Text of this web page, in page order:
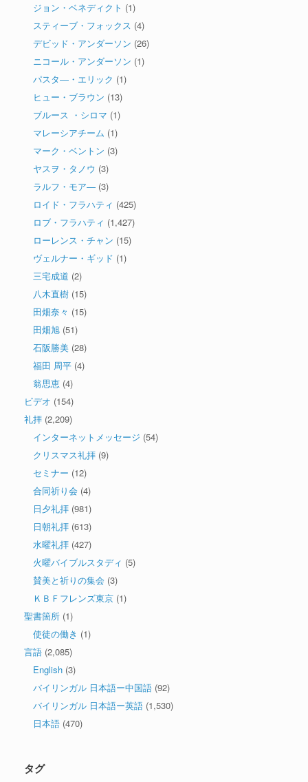
ジョン・ベネディクト (1)
スティーブ・フォックス (4)
デビッド・アンダーソン (26)
ニコール・アンダーソン (1)
パスタ―・エリック (1)
ヒュー・ブラウン (13)
ブルース ・シロマ (1)
マレーシアチーム (1)
マーク・ベントン (3)
ヤスヲ・タノウ (3)
ラルフ・モア― (3)
ロイド・フラハティ (425)
ロブ・フラハティ (1,427)
ローレンス・チャン (15)
ヴェルナー・ギッド (1)
三宅成道 (2)
八木直樹 (15)
田畑奈々 (15)
田畑旭 (51)
石阪勝美 (28)
福田 周平 (4)
翁思恵 (4)
ビデオ (154)
礼拝 (2,209)
インターネットメッセージ (54)
クリスマス礼拝 (9)
セミナー (12)
合同祈り会 (4)
日夕礼拝 (981)
日朝礼拝 (613)
水曜礼拝 (427)
火曜バイブルスタディ (5)
賛美と祈りの集会 (3)
ＫＢＦフレンズ東京 (1)
聖書箇所 (1)
使徒の働き (1)
言語 (2,085)
English (3)
バイリンガル 日本語ー中国語 (92)
バイリンガル 日本語ー英語 (1,530)
日本語 (470)
タグ